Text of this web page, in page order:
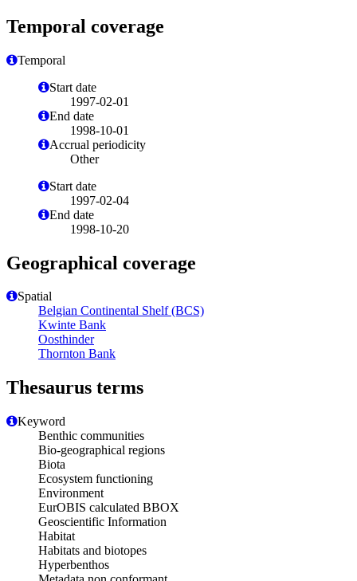
Temporal coverage
Temporal
Start date
1997-02-01
End date
1998-10-01
Accrual periodicity
Other
Start date
1997-02-04
End date
1998-10-20
Geographical coverage
Spatial
Belgian Continental Shelf (BCS)
Kwinte Bank
Oosthinder
Thornton Bank
Thesaurus terms
Keyword
Benthic communities
Bio-geographical regions
Biota
Ecosystem functioning
Environment
EurOBIS calculated BBOX
Geoscientific Information
Habitat
Habitats and biotopes
Hyperbenthos